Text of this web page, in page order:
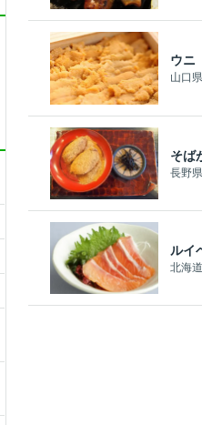
ウニ
山口
そば
長野
ルイ
北海